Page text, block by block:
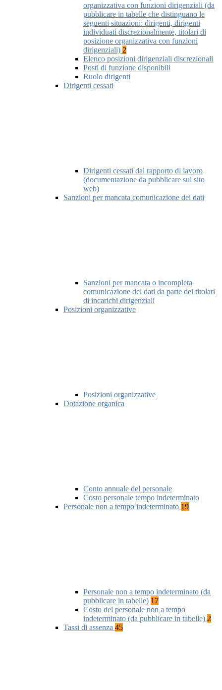
organizzativa con funzioni dirigenziali (da
pubblicare in tabelle che distinguano le
seguenti situazioni: dirigenti, dirigenti
individuati discrezionalmente, titolari di
posizione organizzativa con funzioni
dirigenziali) 2
Elenco posizioni dirigenziali discrezionali
Posti di funzione disponibili
Ruolo dirigenti
Dirigenti cessati
Dirigenti cessati dal rapporto di lavoro
(documentazione da pubblicare sul sito
web)
Sanzioni per mancata comunicazione dei dati
Sanzioni per mancata o incompleta
comunicazione dei dati da parte dei titolari
di incarichi dirigenziali
Posizioni organizzative
Posizioni organizzative
Dotazione organica
Conto annuale del personale
Costo personale tempo indeterminato
Personale non a tempo indeterminato 19
Personale non a tempo indeterminato (da
pubblicare in tabelle) 17
Costo del personale non a tempo
indeterminato (da pubblicare in tabelle) 2
Tassi di assenza 45